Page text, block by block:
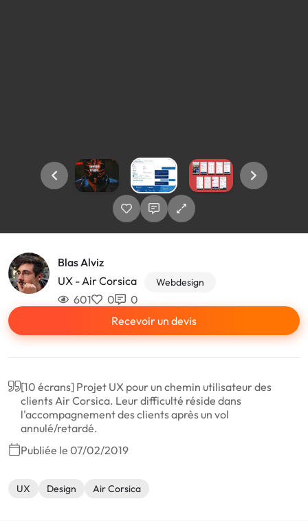
Blas Alviz
UX - Air Corsica
Webdesign
601 0
0
Recevoir un devis
[10 écrans] Projet UX pour un chemin utilisateur des
clients Air Corsica. Leur difficulté réside dans
l'accompagnement des clients après un vol
annulé/retardé.
Publiée le 07/02/2019
UX Design Air Corsica